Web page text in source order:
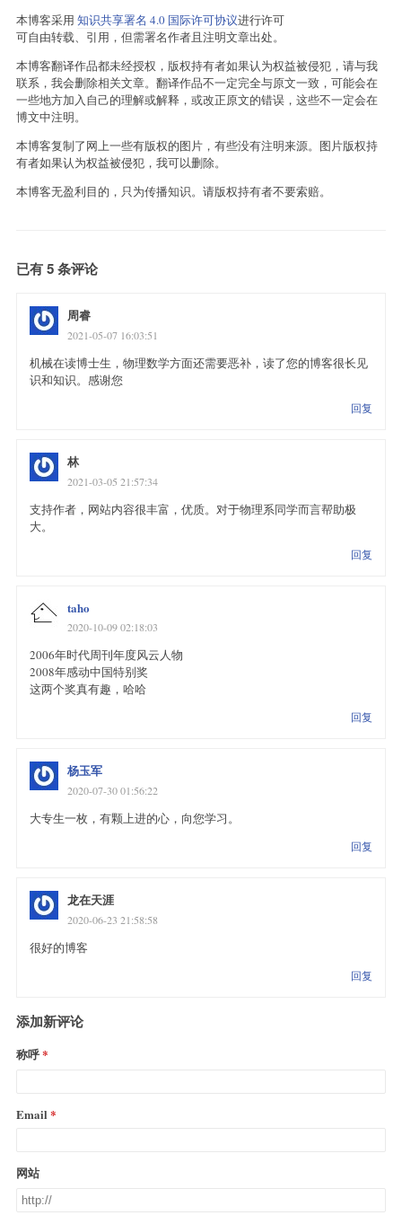
本博客采用 知识共享署名 4.0 国际许可协议进行许可
可自由转载、引用，但需署名作者且注明文章出处。
本博客翻译作品都未经授权，版权持有者如果认为权益被侵犯，请与我
联系，我会删除相关文章。翻译作品不一定完全与原文一致，可能会在
一些地方加入自己的理解或解释，或改正原文的错误，这些不一定会在
博文中注明。
本博客复制了网上一些有版权的图片，有些没有注明来源。图片版权持
有者如果认为权益被侵犯，我可以删除。
本博客无盈利目的，只为传播知识。请版权持有者不要索赔。
已有 5 条评论
周睿
2021-05-07 16:03:51
机械在读博士生，物理数学方面还需要恶补，读了您的博客很长见
识和知识。感谢您
回复
林
2021-03-05 21:57:34
支持作者，网站内容很丰富，优质。对于物理系同学而言帮助极
大。
回复
taho
2020-10-09 02:18:03
2006年时代周刊年度风云人物
2008年感动中国特别奖
这两个奖真有趣，哈哈
回复
杨玉军
2020-07-30 01:56:22
大专生一枚，有颗上进的心，向您学习。
回复
龙在天涯
2020-06-23 21:58:58
很好的博客
回复
添加新评论
称呼
Email
网站